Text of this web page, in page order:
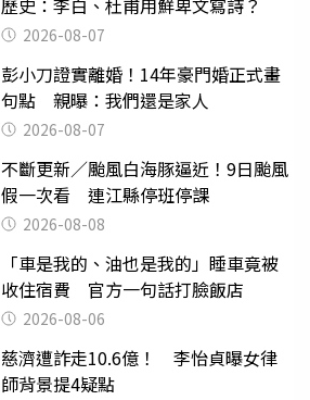
2026-08-07
彭小刀證實離婚！14年豪門婚正式畫
句點 親曝：我們還是家人
2026-08-07
不斷更新／颱風白海豚逼近！9日颱風
假一次看 連江縣停班停課
2026-08-08
「車是我的、油也是我的」睡車竟被
收住宿費 官方一句話打臉飯店
2026-08-06
慈濟遭詐走10.6億！ 李怡貞曝女律
師背景提4疑點